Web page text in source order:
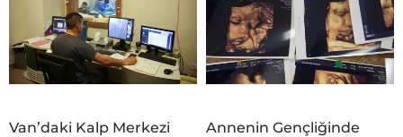
Van’daki Kalp Merkezi
Annenin Gençliğinde